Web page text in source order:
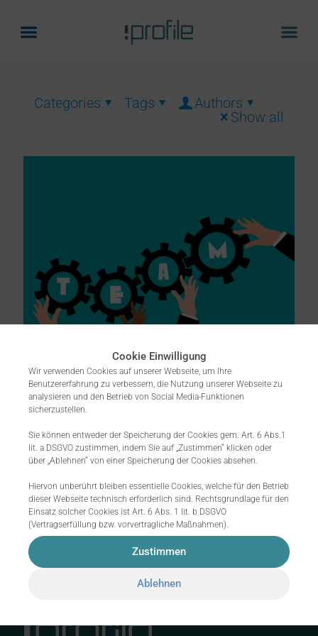
Cookie Einwilligung
Wir verwenden Cookies auf unserer Webseite, um Ihre
Benutzererfahrung zu verbessern, die Nutzung unserer Webseite zu
analysieren und den Betrieb von Social Media-Funktionen
sicherzustellen.
Sie können entweder der Speicherung der Cookies gem. Art. 6 Abs.1
lit. a DSGVO zustimmen, indem Sie auf „Zustimmen“ klicken oder
über „Ablehnen“ von einer Speicherung der Cookies absehen.
Hiervon unberührt bleiben essentielle Cookies, welche für den Betrieb
dieser Webseite technisch erforderlich sind. Rechtsgrundlage für den
Einsatz solcher Cookies ist Art. 6 Abs. 1 lit. b DSGVO
(Vertragserfüllung bzw. vorvertragliche Maßnahmen).
Zustimmen
Ablehnen
Categories Tags
Authors
Show all
joerg.neubert on 26. July 2022
Candidate Experience
The candidate experience
encompasses all perceptions and
experiences that an applicant has with
a company during the application
phase. This includes all points of
contact such[…]
Read more